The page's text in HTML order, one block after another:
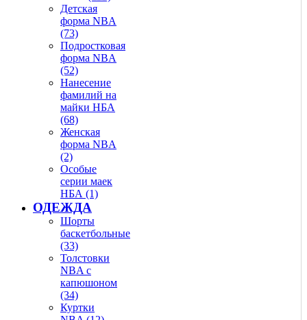
Детская
форма NBA
(73)
Подростковая
форма NBA
(52)
Нанесение
фамилий на
майки НБА
(68)
Женская
форма NBA
(2)
Особые
серии маек
НБА (1)
ОДЕЖДА
Шорты
баскетбольные
(33)
Толстовки
NBA с
капюшоном
(34)
Куртки